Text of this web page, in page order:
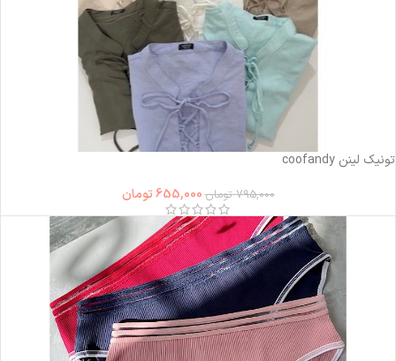
تونیک لینن coofandy
795,000 تومان655,000تومان